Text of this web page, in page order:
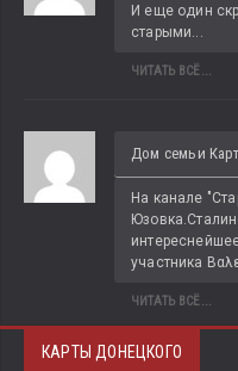
И еще один
старыми...
ЧИТАТЬ ВСЁ...
Дом семьи
На канале
участника
ЧИТАТЬ ВСЁ...
КАРТЫ ДОНЕЦКОГО